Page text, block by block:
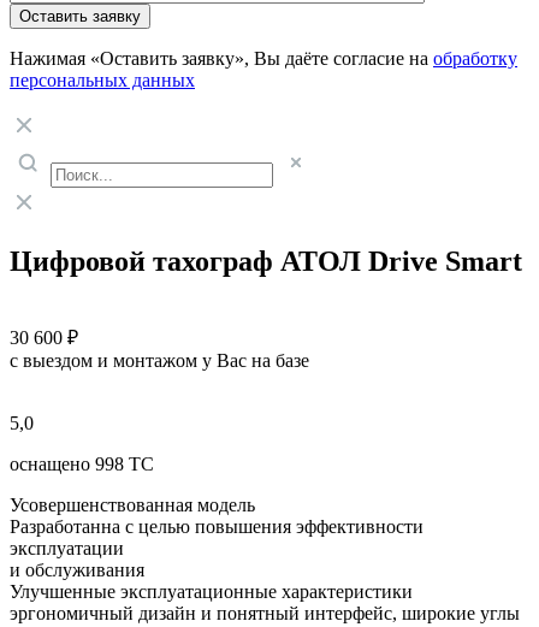
Нажимая «Оставить заявку», Вы даёте согласие на обработку
персональных данных
Цифровой тахограф АТОЛ Drive Smart
30 600 ₽
с выездом и монтажом у Вас на базе
5,0
оснащено 998 ТС
Усовершенствованная модель
Разработанна с целью повышения эффективности
эксплуатации
и обслуживания
Улучшенные эксплуатационные характеристики
эргономичный дизайн и понятный интерфейс, широкие углы